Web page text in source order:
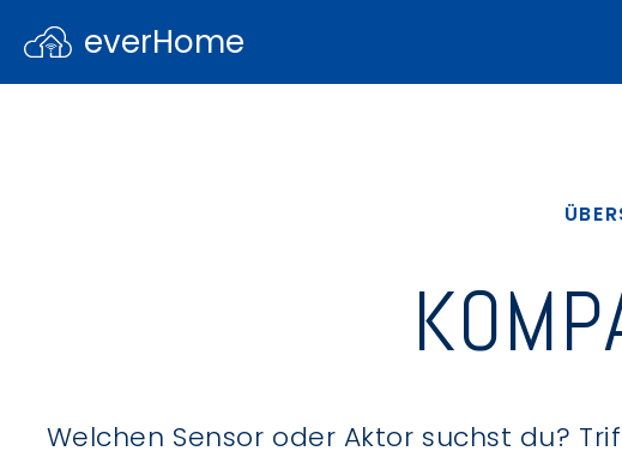
everHome
Welchen Sensor oder Aktor suchst du?